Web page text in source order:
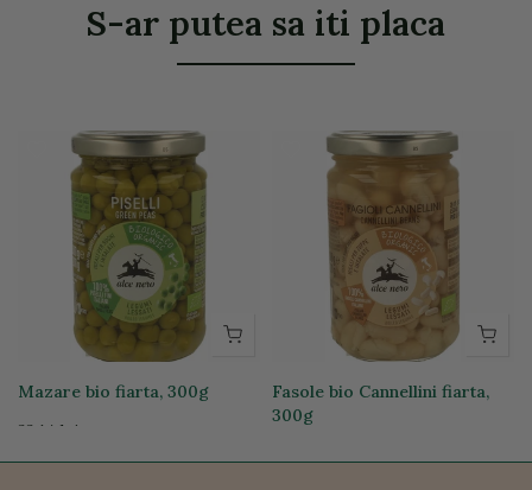
S-ar putea sa iti placa
Mazare bio fiarta, 300g
22,14 lei
Fasole bio Cannellini fiarta,
300g